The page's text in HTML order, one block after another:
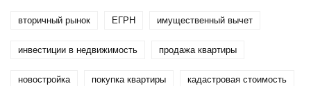
вторичный рынок ЕГРН имущественный вычет
инвестиции в недвижимость продажа квартиры
новостройка покупка квартиры кадастровая стоимость